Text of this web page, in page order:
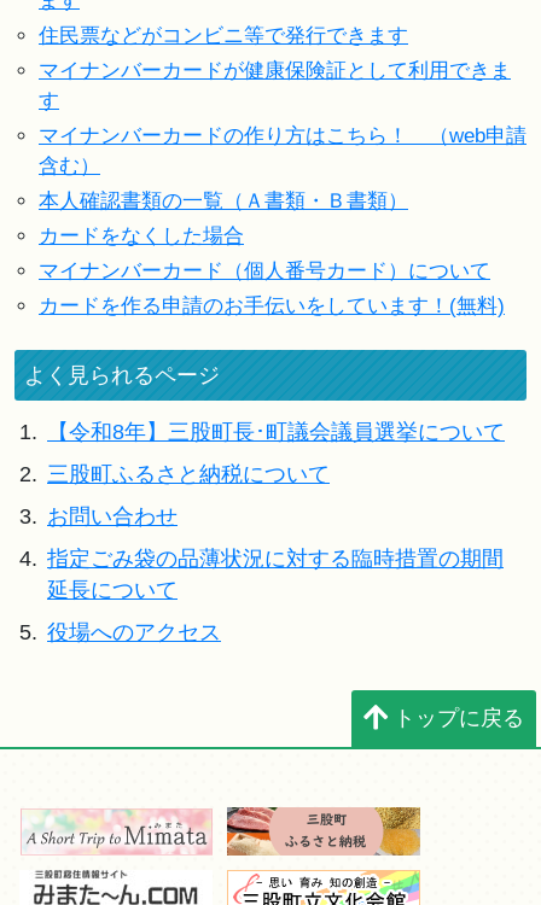
住民票などがコンビニ等で発行できます
マイナンバーカードが健康保険証として利用できま
す
マイナンバーカードの作り方はこちら！ （web申請
含む）
本人確認書類の一覧（Ａ書類・Ｂ書類）
カードをなくした場合
マイナンバーカード（個人番号カード）について
カードを作る申請のお手伝いをしています！(無料)
よく見られるページ
1.
【令和8年】三股町長･町議会議員選挙について
2. 三股町ふるさと納税について
3. お問い合わせ
4. 指定ごみ袋の品薄状況に対する臨時措置の期間
延長について
5. 役場へのアクセス
トップに戻る